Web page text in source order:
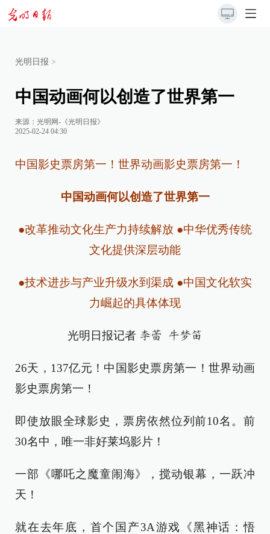
光明日报 >
中国动画何以创造了世界第一
来源： 光明网-《光明日报》
2025-02-24 04:30
中国影史票房第一！世界动画影史票房第一！
中国动画何以创造了世界第一
●改革推动文化生产力持续解放 ●中华优秀传统
文化提供深层动能
●技术进步与产业升级水到渠成 ●中国文化软实
力崛起的具体体现
光明日报记者 李蕾 牛梦笛
26天，137亿元！中国影史票房第一！世界动画
影史票房第一！
即使放眼全球影史，票房依然位列前10名。前
30名中，唯一非好莱坞影片！
一部《哪吒之魔童闹海》，搅动银幕，一跃冲
天！
就在去年底，首个国产3A游戏《黑神话：悟